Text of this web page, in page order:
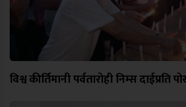
विश्व कीर्तिमानी पर्वतारोही निम्स दाईप्रति